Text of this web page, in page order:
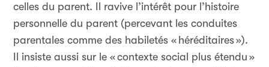
celles du parent. Il ravive l’intérêt pour l’histoire
personnelle du parent (percevant les conduites
parentales comme des habiletés « héréditaires»).
Il insiste aussi sur le «contexte social plus étendu »